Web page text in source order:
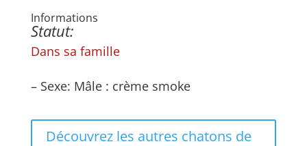
Informations
Statut:
Dans sa famille
– Sexe: Mâle : crème smoke
Découvrez les autres chatons de